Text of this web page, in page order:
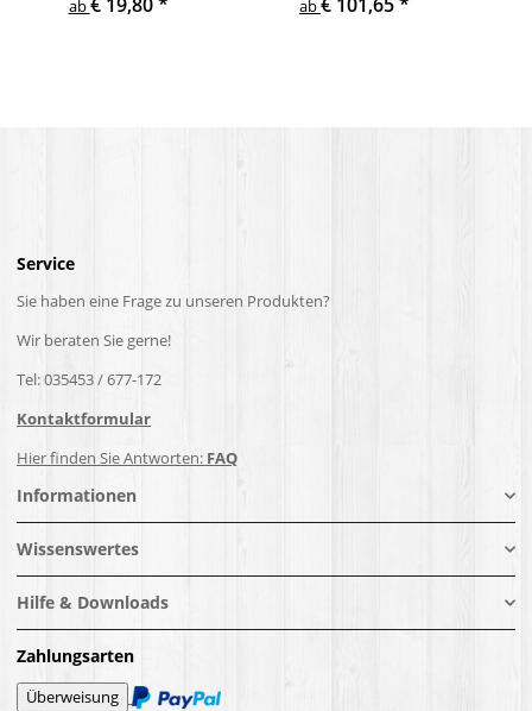
ab ab
Service
Sie haben eine Frage zu unseren Produkten?
Wir beraten Sie gerne!
Tel: 035453 / 677-172
Kontaktformular
Hier finden Sie Antworten: FAQ
Informationen
Wissenswertes
Hilfe & Downloads
Zahlungsarten